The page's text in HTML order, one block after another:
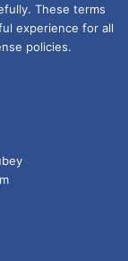
These terms
experience for all
policies.